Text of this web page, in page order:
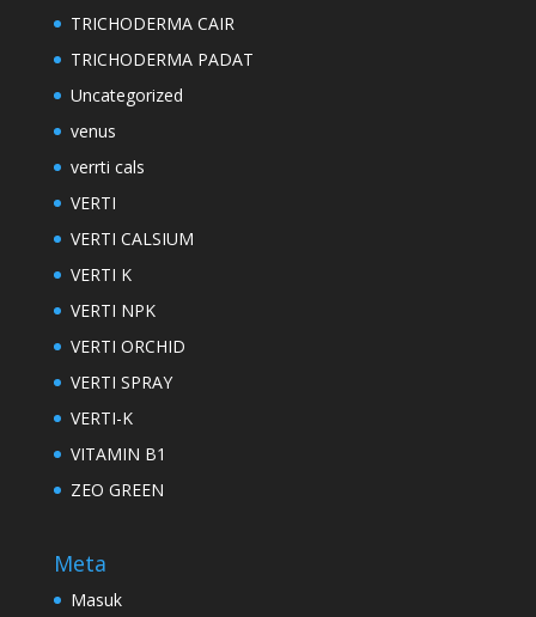
TRICHODERMA CAIR
TRICHODERMA PADAT
Uncategorized
venus
verrti cals
VERTI
VERTI CALSIUM
VERTI K
VERTI NPK
VERTI ORCHID
VERTI SPRAY
VERTI-K
VITAMIN B1
ZEO GREEN
Meta
Masuk